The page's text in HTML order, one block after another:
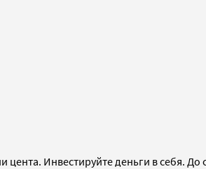
Инвестируйте деньги в себя.